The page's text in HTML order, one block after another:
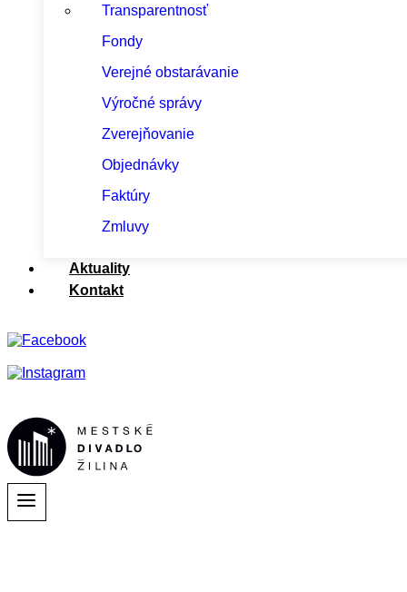
Transparentnosť
Fondy
Verejné obstarávanie
Výročné správy
Zverejňovanie
Objednávky
Faktúry
Zmluvy
Aktuality
Kontakt